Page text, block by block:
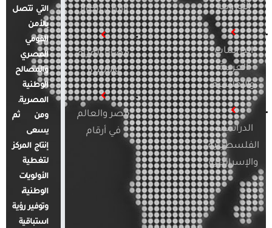
الأوروبية
الدراسات
العربية
والإقليمية
الدراسات
الفلسطينية
والإسرائيلية
والرأي العام
قضايا المرأة
والأسرة
مصر والعالم
في أرقام
التي تتصل
بالأمن
القومي
المصري
والمصالح
الوطنية
المصرية.
ومن ثم
يسعى
إنتاج المركز
لتغطية
الأولويات
الوطنية،
وتوفير رؤية
استباقية